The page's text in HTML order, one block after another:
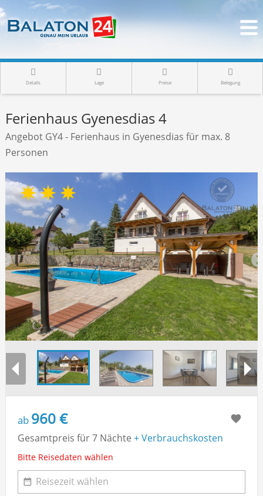
Details Lage Preise Belegung
Ferienhaus Gyenesdias 4
Angebot GY4 - Ferienhaus in Gyenesdias für max. 8
Personen
ab 960 €
Gesamtpreis für 7 Nächte + Verbrauchskosten
Bitte Reisedaten wählen